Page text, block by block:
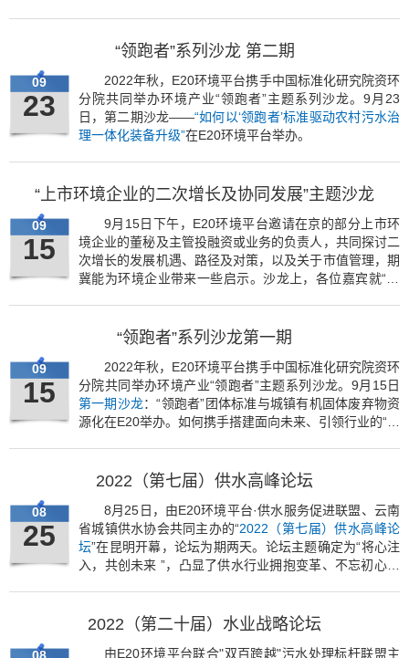
“领跑者”系列沙龙 第二期
09
23
2022年秋，E20环境平台携手中国标准化研究院资环
分院共同举办环境产业“领跑者”主题系列沙龙。9月23
日，第二期沙龙——“如何以‘领跑者’标准驱动农村污水治
理一体化装备升级”在E20环境平台举办。
“上市环境企业的二次增长及协同发展”主题沙龙
09
15
9月15日下午，E20环境平台邀请在京的部分上市环
境企业的董秘及主管投融资或业务的负责人，共同探讨二
次增长的发展机遇、路径及对策，以及关于市值管理，期
冀能为环境企业带来一些启示。沙龙上，各位嘉宾就“
“领跑者”系列沙龙第一期
09
15
2022年秋，E20环境平台携手中国标准化研究院资环
分院共同举办环境产业“领跑者”主题系列沙龙。9月15日
第一期沙龙：“领跑者”团体标准与城镇有机固体废弃物资
源化在E20举办。如何携手搭建面向未来、引领行业的“领
2022（第七届）供水高峰论坛
08
25
8月25日，由E20环境平台·供水服务促进联盟、云南
省城镇供水协会共同主办的“2022（第七届）供水高峰论
坛”在昆明开幕，论坛为期两天。论坛主题确定为“将心注
入，共创未来 ”，凸显了供水行业拥抱变革、不忘初心的
2022（第二十届）水业战略论坛
由E20环境平台联合"双百跨越"污水处理标杆联盟主